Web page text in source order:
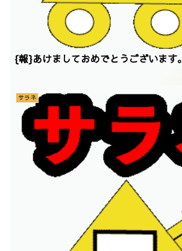
{報}あけましておめでとうございます。
サラネ